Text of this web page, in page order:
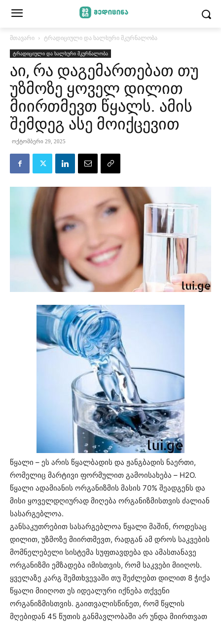
მთავარი ტრადიციული და ხალხური მკურნალობა
ტრადიციული და ხალხური მკურნალობა
აი, რა დაგემართებათ თუ
უზმოზე ყოველ დილით
მიირთმევთ წყალს. ამის
შემდეგ ასე მოიქცევით
ოქტომბერი 29, 2025
წყალი – ეს არის წყალბადის და ჟანგბადის ნაერთი,
რომელიც მარტივი ფორმულით გამოისახება – H2O.
წყალი ადამიანის ორგანიზმის მასის 70% შეადგენს და
მისი ყოველდღიურად მიღება ორგანიზმისთვის ძალიან
სასარგებლოა.
განსაკუთრებით სასარგებლოა წყალი მაშინ, როდესაც
დილით, უზმოზე მიირთმევთ, რადგან ამ დროს საკვების
მომნელებელი სისტემა სუფთავდება და ამასთანავე
ორგანიზმი ემზადება იმისთვის, რომ საკვები მიიღოს.
ყველაზე კარგ შემთხვევაში თუ შეძლებთ დილით 8 ჭიქა
წყალი მიიღოთ ეს იდეალური იქნება თქვენი
ორგანიზმისთვის. გაითვალისწინეთ, რომ წყლის
მღებიდან 45 წუთის განმავლობაში არ უნდა მიირთვათ